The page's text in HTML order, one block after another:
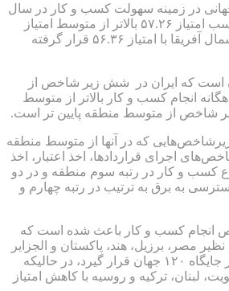
در زمینه سهولت کسب و کار در سال
٢٠١٧ میلادی، ایران با کسب امتیاز ۵٧.٢۶ بالاتر از متوسط امتیاز
کشورهای خاورمیانه و شمال آفریقا با امتیاز ۵۶.٣۶ قرار گرفته
است که ایران در شش زیر شاخص از
انجام کسب و کار بالاتر از متوسط
شاخص از متوسط منطقه پایین تر است.
که در آنها از متوسط منطقه
اجرای قراردادها، اخذ اعتبار، اخذ
و کار در رتبه سوم منطقه و در دو
به برق به ترتیب در رتبه چهارم و
انجام کسب و کار باعث شده است که
نظیر مصر، برزیل، هند، پاکستان و الجزایر
در رتبه‌بندی بین‌المللی در جایگاه ١٢٠ جهان قرار گیرد، در حالیکه
لبنان، ترکیه و روسیه با کاهش امتیاز